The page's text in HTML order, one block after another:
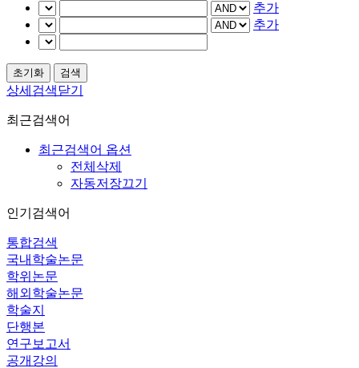
추가
추가
상세검색닫기
최근검색어
최근검색어 옵션
전체삭제
자동저장끄기
인기검색어
통합검색
국내학술논문
학위논문
해외학술논문
학술지
단행본
연구보고서
공개강의